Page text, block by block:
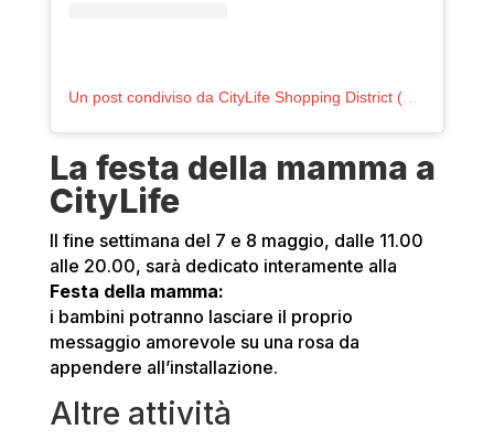
Un post condiviso da CityLife Shopping District (@citylifeshoppingdistrict)
La festa della mamma a
CityLife
Il fine settimana del 7 e 8 maggio, dalle 11.00
alle 20.00, sarà dedicato interamente alla
Festa della mamma:
i bambini potranno lasciare il proprio
messaggio amorevole su una rosa da
appendere all’installazione.
Altre attività